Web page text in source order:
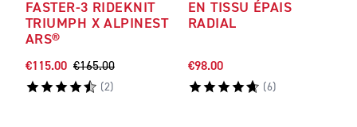
FASTER-3 RIDEKNIT
TRIUMPH X ALPINEST
ARS®
€115.00 €165.00
(2)
EN TISSU ÉPAIS
RADIAL
€98.00
(6)